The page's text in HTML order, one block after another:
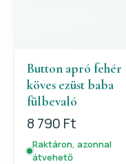
Button apró fehér
köves ezüst baba
fülbevaló
8 790 Ft
Raktáron, azonnal
átvehető